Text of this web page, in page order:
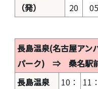
（発）
20
05
長島温泉(名古屋アン
パーク) ⇒ 桑名駅
長島温泉
10：
11：